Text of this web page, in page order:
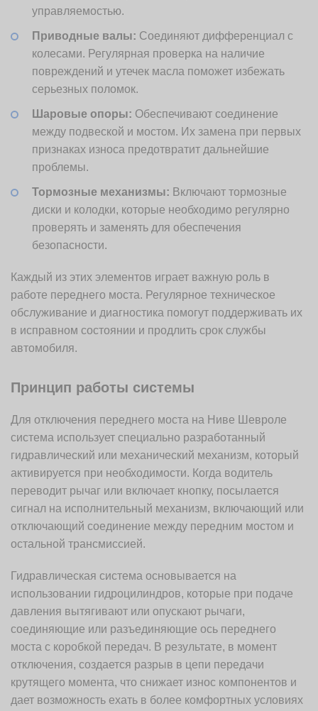
управляемостью.
Приводные валы: Соединяют дифференциал с
колесами. Регулярная проверка на наличие
повреждений и утечек масла поможет избежать
серьезных поломок.
Шаровые опоры: Обеспечивают соединение
между подвеской и мостом. Их замена при первых
признаках износа предотвратит дальнейшие
проблемы.
Тормозные механизмы: Включают тормозные
диски и колодки, которые необходимо регулярно
проверять и заменять для обеспечения
безопасности.
Каждый из этих элементов играет важную роль в
работе переднего моста. Регулярное техническое
обслуживание и диагностика помогут поддерживать их
в исправном состоянии и продлить срок службы
автомобиля.
Принцип работы системы
Для отключения переднего моста на Ниве Шевроле
система использует специально разработанный
гидравлический или механический механизм, который
активируется при необходимости. Когда водитель
переводит рычаг или включает кнопку, посылается
сигнал на исполнительный механизм, включающий или
отключающий соединение между передним мостом и
остальной трансмиссией.
Гидравлическая система основывается на
использовании гидроцилиндров, которые при подаче
давления вытягивают или опускают рычаги,
соединяющие или разъединяющие ось переднего
моста с коробкой передач. В результате, в момент
отключения, создается разрыв в цепи передачи
крутящего момента, что снижает износ компонентов и
дает возможность ехать в более комфортных условиях